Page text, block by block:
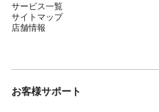
サービス一覧
サイトマップ
店舗情報
お客様サポート